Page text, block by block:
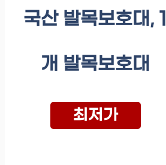
국산 발목보호대, 1
개 발목보호대
최저가